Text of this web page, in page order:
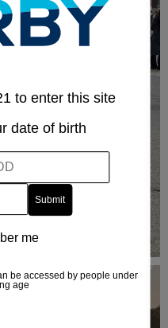
to enter this site
date of birth
me
be accessed by people under
age